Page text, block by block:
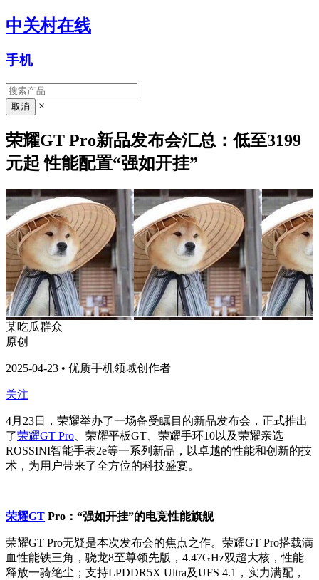
中关村在线
手机
×
荣耀GT Pro新品发布会汇总：低至3199
元起 性能配置“强如开挂”
某吃瓜群众
原创
2025-04-23 • 优质手机领域创作者
关注
4月23日，荣耀举办了一场备受瞩目的新品发布会，正式推出
了荣耀GT Pro 、荣耀平板GT、荣耀手环10以及荣耀亲选
ROSSINI智能手表2e等一系列新品，以卓越的性能和创新的技
术，为用户带来了全方位的科技盛宴。
荣耀GT Pro：“强如开挂”的电竞性能旗舰
荣耀GT Pro无疑是本次发布会的焦点之作。荣耀GT Pro搭载满
血性能铁三角，骁龙8至尊领先版，4.47GHz双超大核，性能
释放一骑绝尘；支持LPDDR5X Ultra及UFS 4.1，实力满配，